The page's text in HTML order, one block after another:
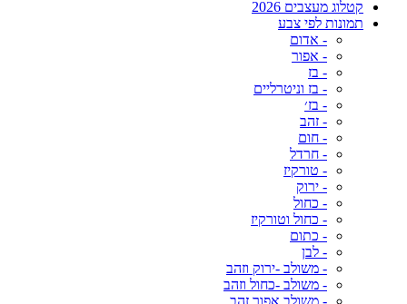
קטלוג מעצבים 2026
תמונות לפי צבע
- אדום
- אפור
- בז
- בז וניטרליים
- בז׳
- זהב
- חום
- חרדל
- טורקיז
- ירוק
- כחול
- כחול וטורקיז
- כתום
- לבן
- משולב -ירוק וזהב
- משולב -כחול וזהב
- משולב אפור זהב